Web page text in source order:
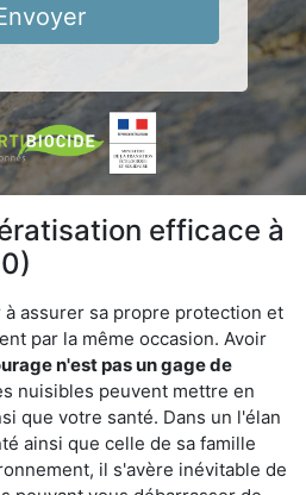
efficace à
assurer sa propre protection et
par la même occasion. Avoir
n'est pas un gage de
nuisibles peuvent mettre en
que votre santé. Dans un l'élan
ainsi que celle de sa famille
il s'avère inévitable de